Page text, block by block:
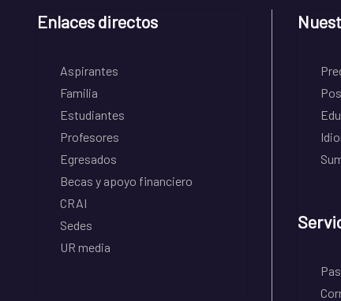
Enlaces directos
Aspirantes
Familia
Estudiantes
Profesores
Egresados
Becas y apoyo financiero
CRAI
Sedes
UR media